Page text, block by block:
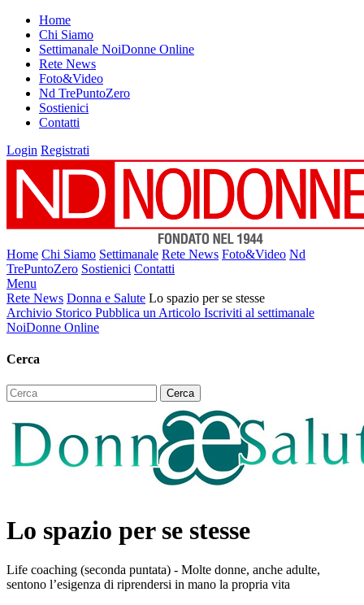
Home
Chi Siamo
Settimanale NoiDonne Online
Rete News
Foto&Video
Nd TrePuntoZero
Sostienici
Contatti
Login Registrati
Home Chi Siamo Settimanale Rete News Foto&Video Nd
TrePuntoZero Sostienici Contatti
Menu
Rete News Donna e Salute Lo spazio per se stesse
Archivio Storico Pubblica un Articolo Iscriviti al settimanale
NoiDonne Online
Cerca
Lo spazio per se stesse
Life coaching (seconda puntata) - Molte donne, anche adulte,
sentono l’esigenza di riprendersi in mano la propria vita